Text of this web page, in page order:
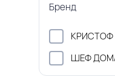
Бренд
КРИСТОФ
ШЕФ